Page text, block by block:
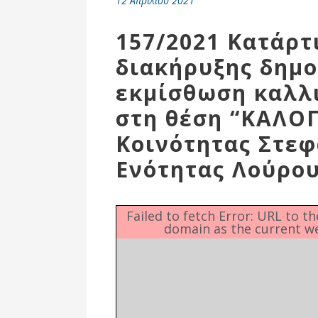
Ενότητες
Αθλητικές
157/2021
διακήρυξης
εκμίσθωση
στη θέση
Κοινότητας
Ενότητας
Failed to fetch Error: URL to
domain as the current